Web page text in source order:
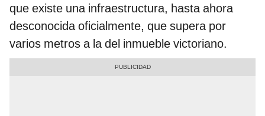
que existe una infraestructura, hasta ahora
desconocida oficialmente, que supera por
varios metros a la del inmueble victoriano.